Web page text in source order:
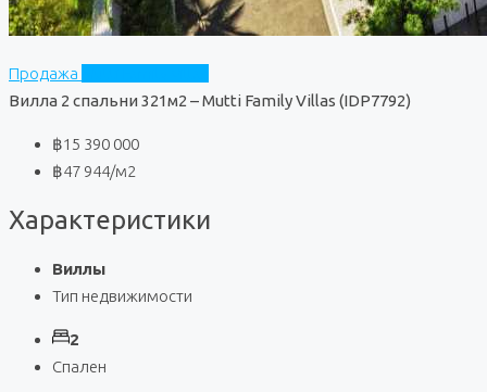
Продажа
Вилла 2 спальни 321м2 – Mutti Family Villas (IDP7792)
฿15 390 000
฿47 944/м2
Характеристики
Виллы
Тип недвижимости
2
Спален